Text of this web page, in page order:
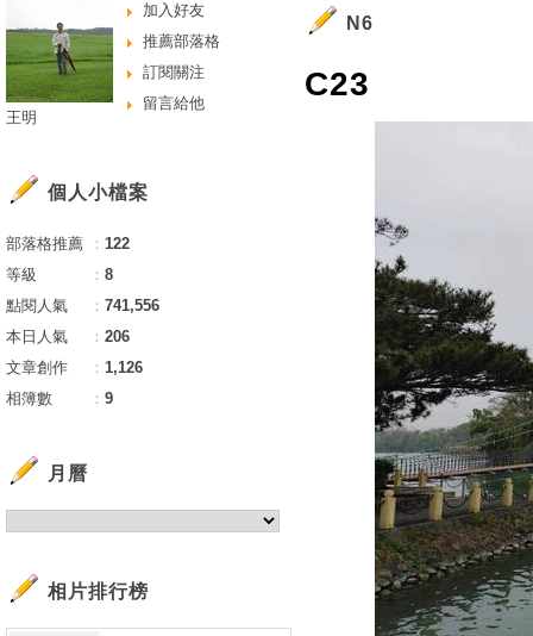
N6
C23
加入好友
推薦部落格
訂閱關注
留言給他
王明
個人小檔案
部落格推薦 ： 122
等級
： 8
點閱人氣
： 741,556
本日人氣
： 206
文章創作
： 1,126
相簿數
： 9
月曆
相片排行榜